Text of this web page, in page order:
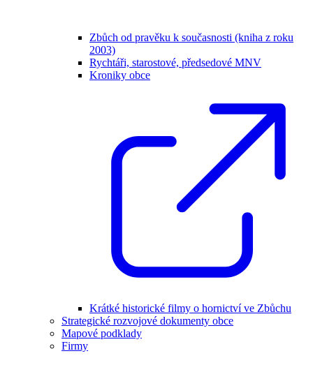
Zbůch od pravěku k současnosti (kniha z roku
2003)
Rychtáři, starostové, předsedové MNV
Kroniky obce
Krátké historické filmy o hornictví ve Zbůchu
Strategické rozvojové dokumenty obce
Mapové podklady
Firmy